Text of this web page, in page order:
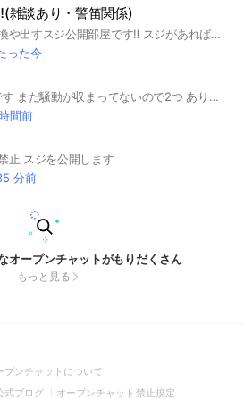
雑談あり・警笛関係)
関西のスジを交換や出すスジ公開部屋です‼︎ スジがあればじゃんじゃん出してね☆ 関西地方じゃなくてもいいのでよろしくお願いします‼︎
った今
YGの京阪オプです まだ騒動が収まってないので2つ ありますがどちらも本物です
間前
止 スジを公開します
分前
オープンチャットがもりだくさん
もっと見る
プンチャットについて
in
式ブログ (Open
オープンチャット禁止規定(Open